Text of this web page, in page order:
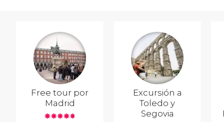
Free tour por
Madrid
Excursión a
Toledo y
Segovia